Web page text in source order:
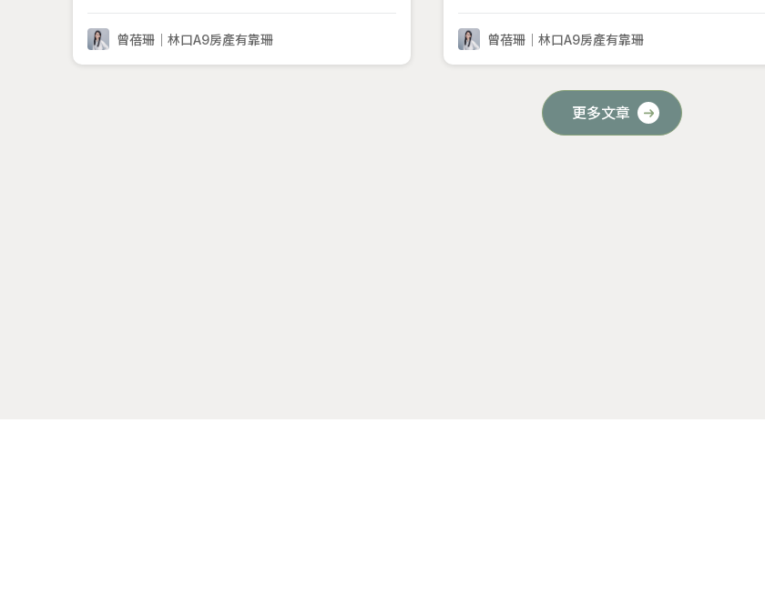
已經悄悄變成北台灣最被討論的「家庭移居磁鐵」。為
曾蓓珊｜林口A9房產有靠珊
價確實已不可同日而語。但對於 30 歲左右的首購族來
曾蓓珊｜林口A9房產有靠珊
更多文章